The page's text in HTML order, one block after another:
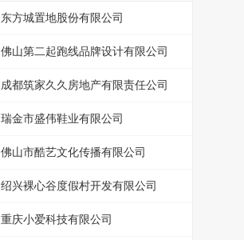
东方城置地股份有限公司
佛山第二起跑线品牌设计有限公司
成都筑家久久房地产有限责任公司
瑞金市盛伟鞋业有限公司
佛山市酷艺文化传播有限公司
绍兴裸心谷度假村开发有限公司
重庆小爱科技有限公司